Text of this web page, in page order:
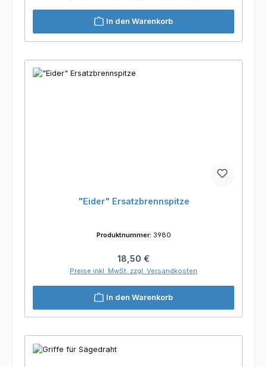
In den Warenkorb
"Eider" Ersatzbrennspitze
Produktnummer: 3980
Regulärer Preis:
18,50 €
Preise inkl. MwSt. zzgl. Versandkosten
In den Warenkorb